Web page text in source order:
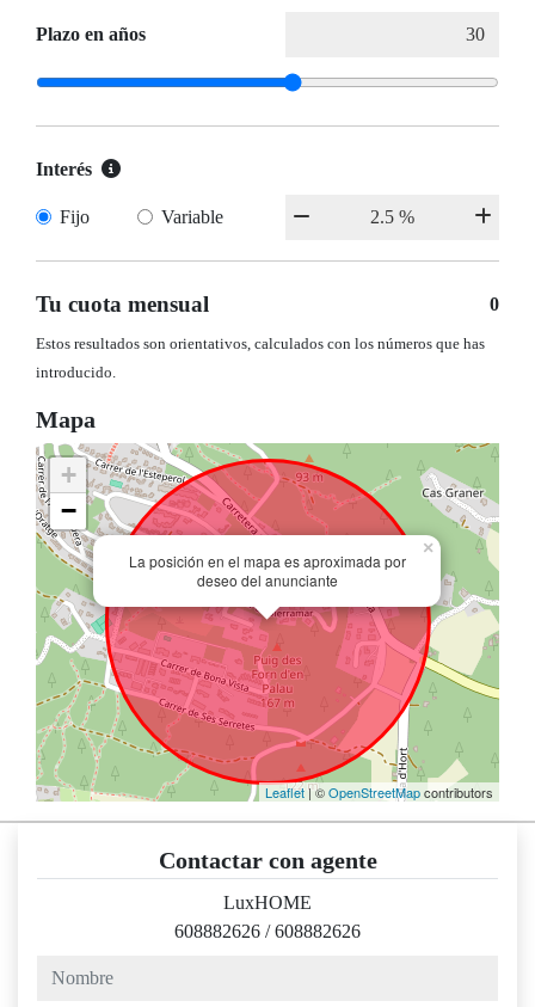
Plazo en años
Interés
Fijo Variable
Tu cuota mensual 0
Estos resultados son orientativos, calculados con los números que has
introducido.
Mapa
La posición en el mapa es aproximada por
deseo del anunciante
×
+
−
Leaflet| ©OpenStreetMapcontributors
Contactar con agente
LuxHOME
608882626 /608882626
nombre